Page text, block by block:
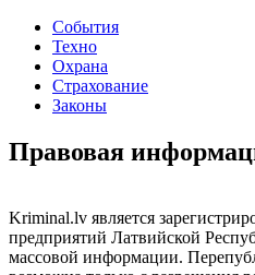
События
Техно
Охрана
Страхование
Законы
Правовая
Kriminal.lv является
предприятий Латвийской
массовой информации.